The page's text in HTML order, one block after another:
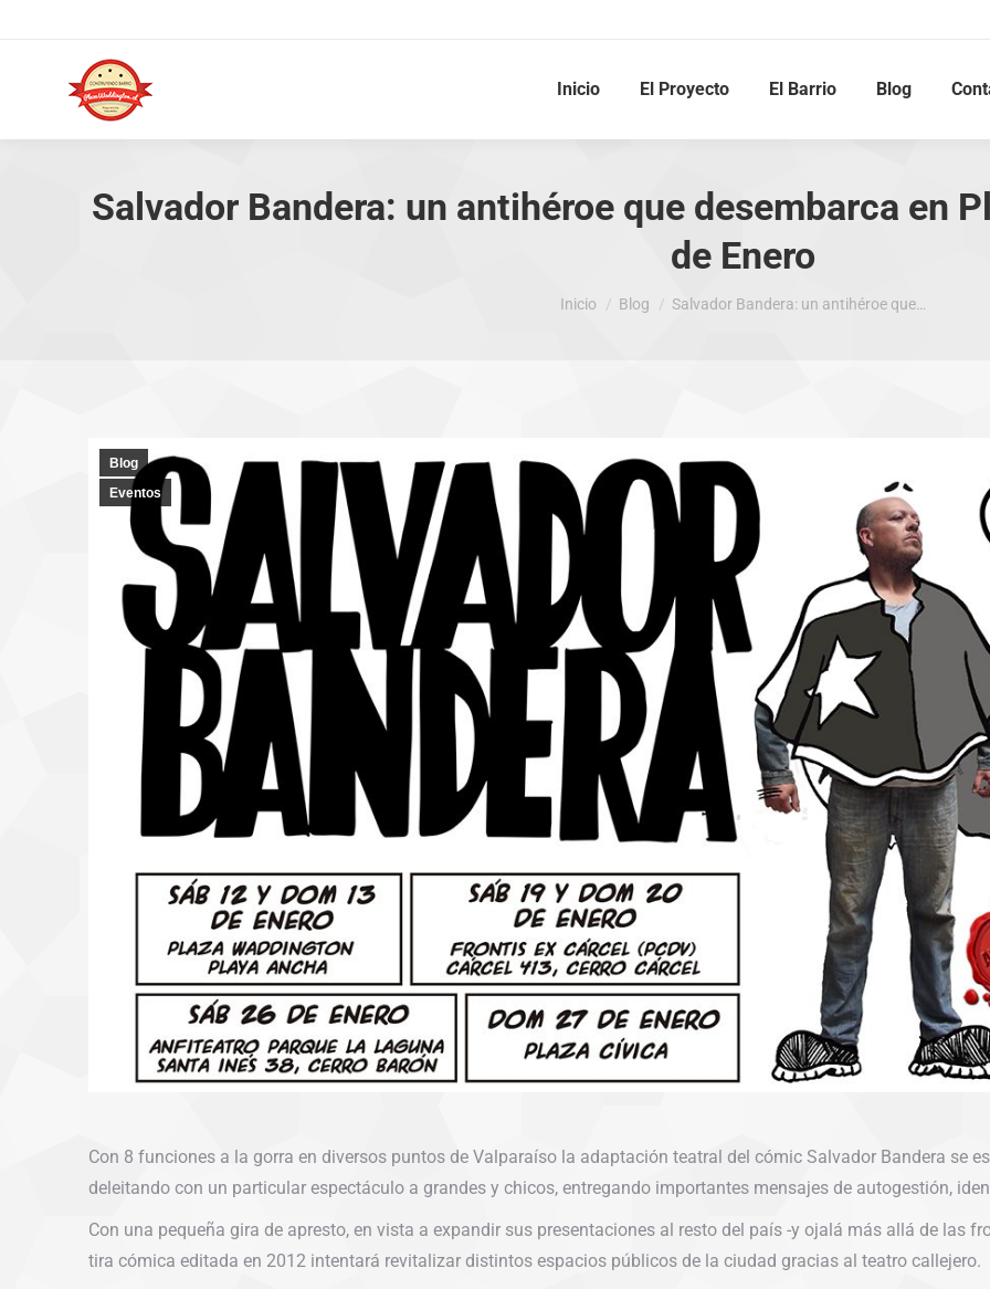
Inicio El Proyecto El Barrio Blog
Salvador Bandera: un antihéroe que desembarca en
de Enero
Estás aquí:
Inicio Blog Salvador Bandera: un antihéroe que…
Blog
Eventos
Con 8 funciones a la gorra en diversos puntos de Valparaíso la adaptación teatral del cómic Salvador Bandera se
deleitando con un particular espectáculo a grandes y chicos, entregando importantes mensajes de autogestión,
Con una pequeña gira de apresto, en vista a expandir sus presentaciones al resto del país -y ojalá más allá de las
tira cómica editada en 2012 intentará revitalizar distintos espacios públicos de la ciudad gracias al teatro callejero.